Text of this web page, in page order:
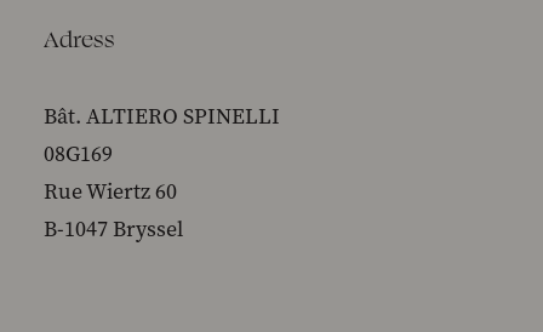
Adress
Bât. ALTIERO SPINELLI
08G169
Rue Wiertz 60
B-1047 Bryssel